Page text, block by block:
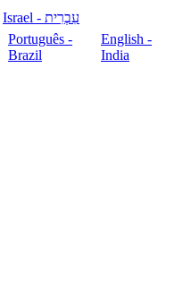
עִבְרִית - Israel
Português -
Brazil
English -
India